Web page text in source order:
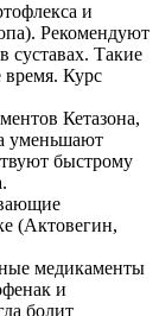
и
Рекомендуют
суставах. Такие
время. Курс
Кетазона,
уменьшают
быстрому
(Актовегин,
медикаменты
и
болит